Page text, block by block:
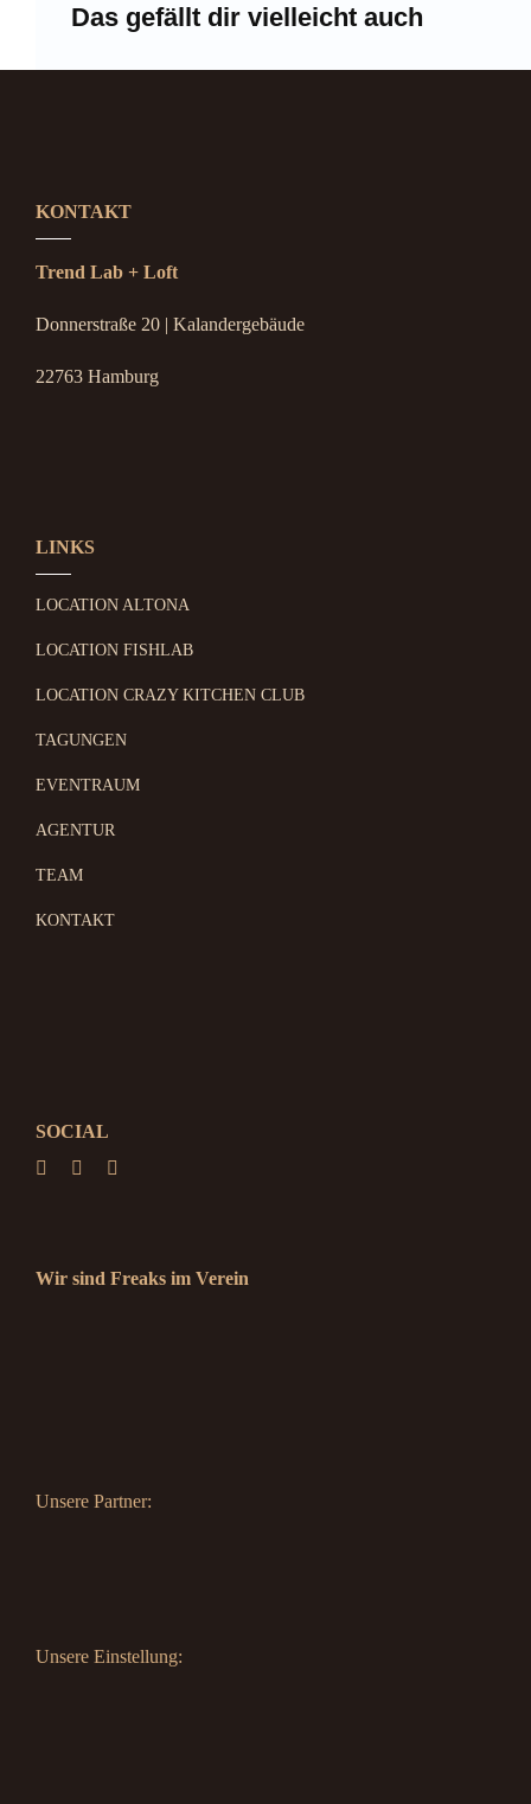
Das gefällt dir vielleicht auch
KONTAKT
Trend Lab + Loft
Donnerstraße 20 | Kalandergebäude
22763 Hamburg
LINKS
LOCATION ALTONA
LOCATION FISHLAB
LOCATION CRAZY KITCHEN CLUB
TAGUNGEN
EVENTRAUM
AGENTUR
TEAM
KONTAKT
SOCIAL
Wir sind Freaks im Verein
Unsere Partner:
Unsere Einstellung: